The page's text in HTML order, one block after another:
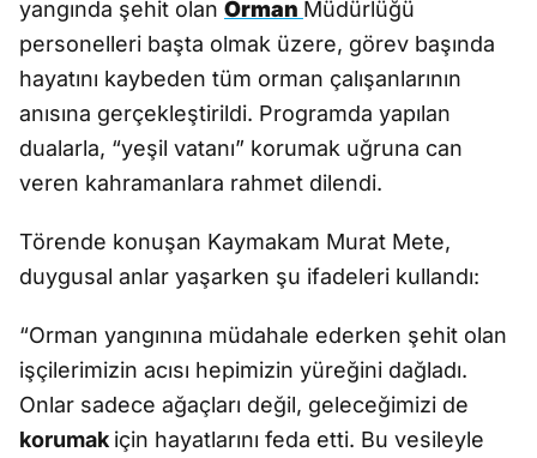
yangında şehit olan Orman Müdürlüğü
personelleri başta olmak üzere, görev başında
hayatını kaybeden tüm orman çalışanlarının
anısına gerçekleştirildi. Programda yapılan
dualarla, “yeşil vatanı” korumak uğruna can
veren kahramanlara rahmet dilendi.
Törende konuşan Kaymakam Murat Mete,
duygusal anlar yaşarken şu ifadeleri kullandı:
“Orman yangınına müdahale ederken şehit olan
işçilerimizin acısı hepimizin yüreğini dağladı.
Onlar sadece ağaçları değil, geleceğimizi de
korumak için hayatlarını feda etti. Bu vesileyle